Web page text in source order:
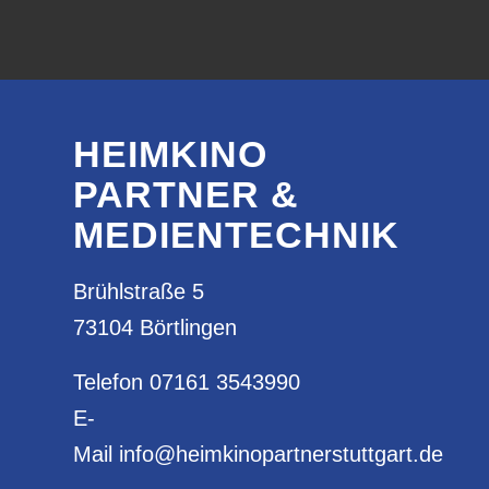
HEIMKINO
PARTNER &
MEDIENTECHNIK
Brühlstraße 5
73104 Börtlingen
Telefon 07161 3543990
E-
Mail info@heimkinopartnerstuttgart.de